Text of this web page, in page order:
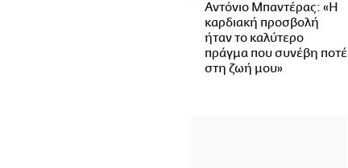
Αντόνιο Μπαντέρας: «Η
καρδιακή προσβολή
ήταν το καλύτερο
πράγμα που συνέβη ποτέ
στη ζωή μου»